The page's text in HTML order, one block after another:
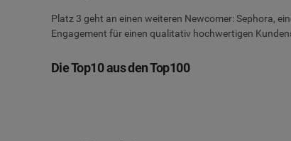
Platz 3 geht an einen weiteren Newcomer: Sephora,
Engagement für einen qualitativ hochwertigen
Die Top10 aus den Top100